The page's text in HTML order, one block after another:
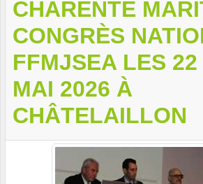
CHARENTE
CONGRÈS
FFMJSEA LES 22
MAI 2026 À
CHÂTELAILLON